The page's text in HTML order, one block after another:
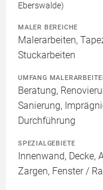
Eberswalde)
MALER BEREICHE
Malerarbeiten,
Stuckarbeiten
UMFANG
Beratung,
Sanierung,
Durchführung
SPEZIALGEBIETE
Innenwand, Decke,
Zargen, Fenster /